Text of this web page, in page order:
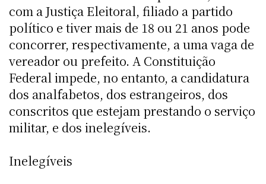
com a Justiça Eleitoral, filiado a partido
político e tiver mais de 18 ou 21 anos pode
concorrer, respectivamente, a uma vaga de
vereador ou prefeito. A Constituição
Federal impede, no entanto, a candidatura
dos analfabetos, dos estrangeiros, dos
conscritos que estejam prestando o serviço
militar, e dos inelegíveis.
Inelegíveis